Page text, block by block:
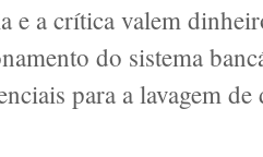
e a crítica valem
do sistema
para a lavagem